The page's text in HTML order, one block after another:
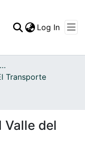
Statistics
Log In
Archivo del Patrimonio Fotográfico y Fílmico del Valle del Cauca
Transporte
Valle del